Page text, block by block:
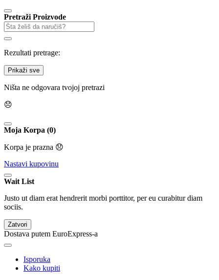
Pretraži Proizvode
Rezultati pretrage:
Prikaži sve
Ništa ne odgovara tvojoj pretrazi
😞
Moja Korpa (0)
Korpa je prazna 😞
Nastavi kupovinu
Wait List
Justo ut diam erat hendrerit morbi porttitor, per eu curabitur diam
sociis.
Zatvori
Dostava putem EuroExpress-a
Isporuka
Kako kupiti